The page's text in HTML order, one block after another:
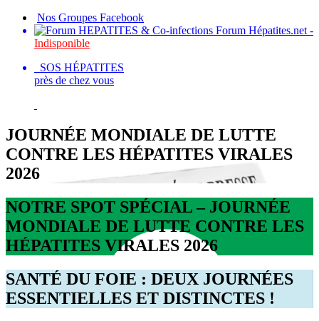
Nos Groupes Facebook
Forum Hépatites.net -
Indisponible
SOS HÉPATITES
près de chez vous
JOURNÉE MONDIALE DE LUTTE
CONTRE LES HÉPATITES VIRALES
2026
NOTRE SPOT SPÉCIAL – JOURNÉE
MONDIALE DE LUTTE CONTRE LES
HÉPATITES VIRALES 2026
SANTÉ DU FOIE : DEUX JOURNÉES
ESSENTIELLES ET DISTINCTES !